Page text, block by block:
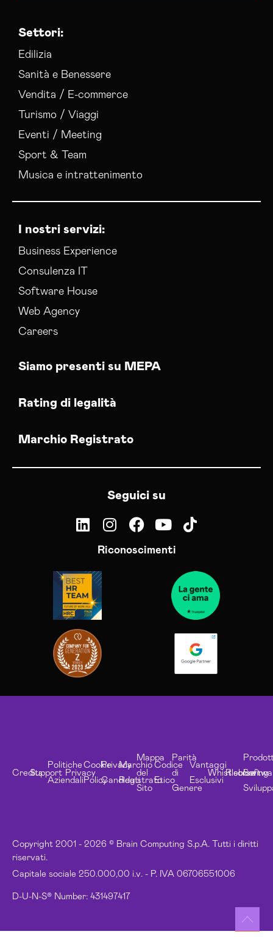
Settori:
Edilizia
Sanità e Benessere
Vendita / E-commerce
Turismo / Viaggi
Eventi / Meeting
Sport & Team
Musica e intrattenimento
I nostri servizi:
Business Experience
Consulenza IT
Software House
Web Agency
Careers
Siamo presenti su MEPA
Rating di legalità
Marchio Registrato
Seguici su
Riconoscimenti
Copyright 2001 - 2026 © Brain Computing S.p.A. Tutti i diritti
riservati.
Capitale sociale 250.000,00 i.v. - P. IVA 06706551006
D-U-N-S® Number: 431497417
CreditsSupport
Politiche
Aziendali
Privacy
Cookie
Policy
Privacy
Candidati
Marchio
Registrato
Mappa
del
Sito
Codice
Etico
Parità
di
Genere
Vantaggi
Esclusivi
Whistleblowing
Risorse